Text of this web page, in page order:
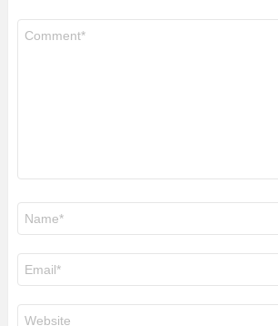
mail
*